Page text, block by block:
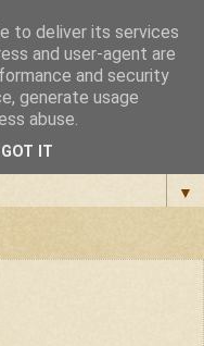
ellátogatót.
▼
to deliver its services
and user-agent are
and security
generate usage
abuse.
GOT IT